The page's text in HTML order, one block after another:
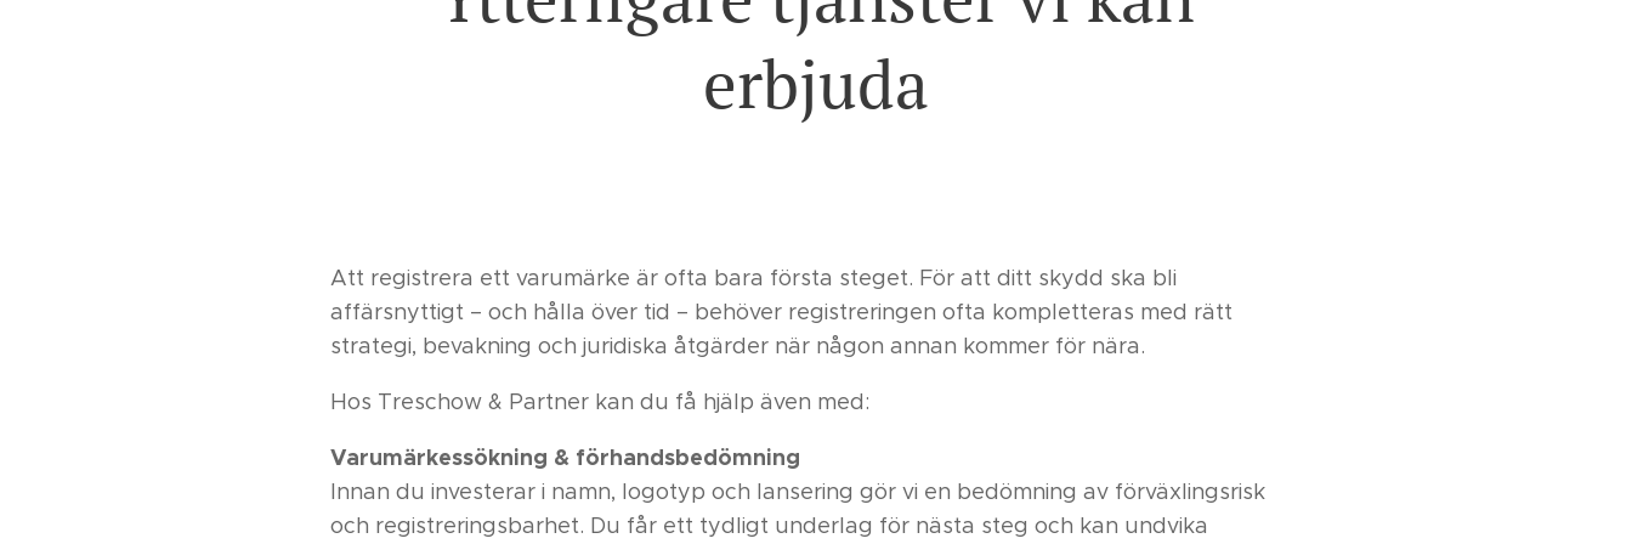
erbjuda
Att registrera ett varumärke är ofta bara första steget. För att ditt skydd ska bli
affärsnyttigt – och hålla över tid – behöver registreringen ofta kompletteras med rätt
strategi, bevakning och juridiska åtgärder när någon annan kommer för nära.
Hos Treschow & Partner kan du få hjälp även med:
Varumärkessökning & förhandsbedömning
Innan du investerar i namn, logotyp och lansering gör vi en bedömning av förväxlingsrisk
och registreringsbarhet. Du får ett tydligt underlag för nästa steg och kan undvika